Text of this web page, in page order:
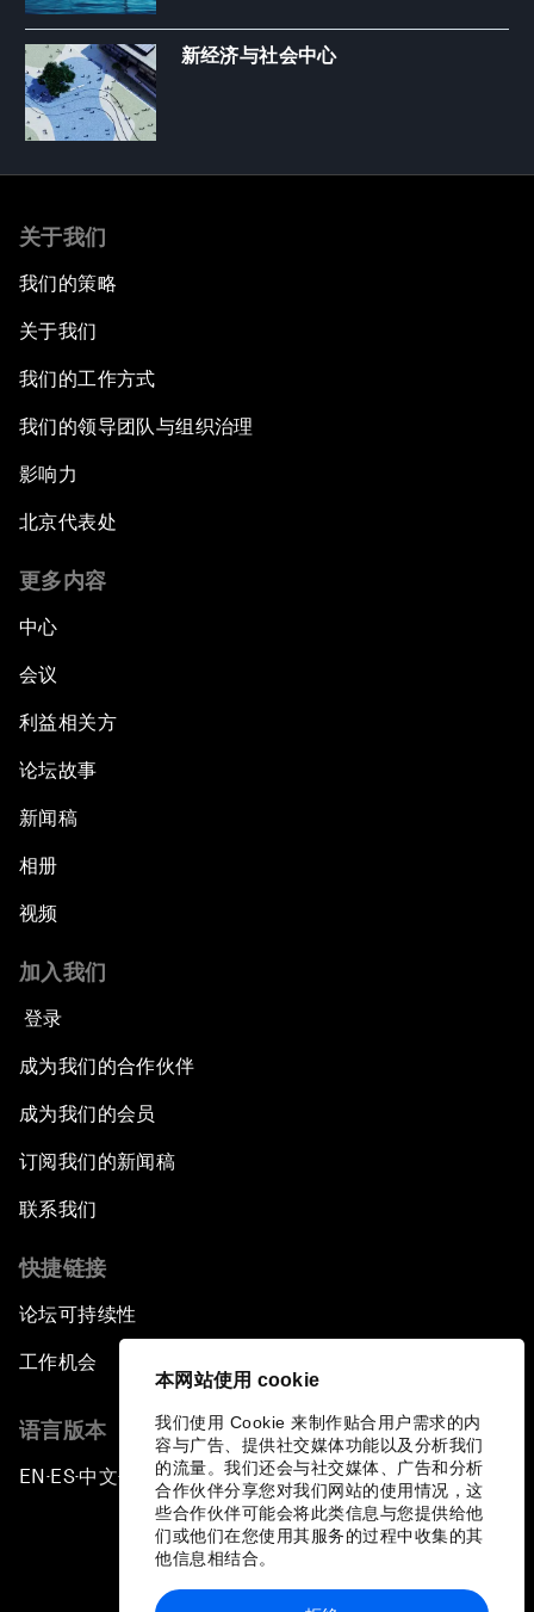
本网站使用 cookie
我们使用 Cookie 来制作贴合用户需求的内
容与广告、提供社交媒体功能以及分析我们
的流量。我们还会与社交媒体、广告和分析
合作伙伴分享您对我们网站的使用情况，这
些合作伙伴可能会将此类信息与您提供给他
们或他们在您使用其服务的过程中收集的其
他信息相结合。
新经济与社会中心
关于我们
我们的策略
关于我们
我们的工作方式
我们的领导团队与组织治理
影响力
北京代表处
更多内容
中心
会议
利益相关方
论坛故事
新闻稿
相册
视频
加入我们
登录
成为我们的合作伙伴
成为我们的会员
订阅我们的新闻稿
联系我们
快捷链接
论坛可持续性
工作机会
语言版本
EN ▪ES▪中文▪ 日本語